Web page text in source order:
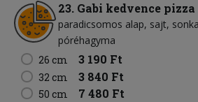
23. Gabi kedvence pizza
paradicsomos alap sajt sonka
póréhagyma
26 cm
3 190 Ft
32 cm 3 840 Ft
50 cm 7 480 Ft